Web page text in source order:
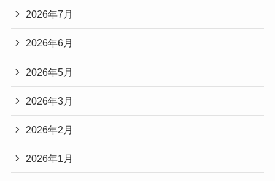
2026年7月
2026年6月
2026年5月
2026年3月
2026年2月
2026年1月